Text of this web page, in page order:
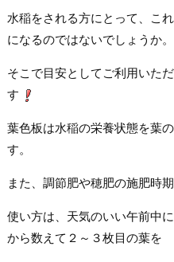
水稲をされる方にとって、こ
になるのではないでしょうか。
そこで目安としてご利用いた
す
葉色板は水稲の栄養状態を葉
す。
また、調節肥や穂肥の施肥時
使い方は、天気のいい午前中
から数えて２～３枚目の葉を